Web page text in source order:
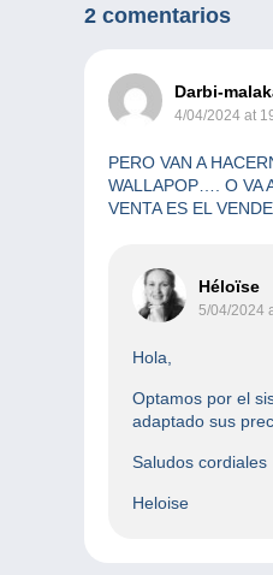
2 comentarios
Darbi-
4/04/2024 at
PERO VAN A
WALLAPOP…. O VA
VENTA ES EL
Héloïse
5/04/2024
Hola,
Optamos por el
adaptado sus
Saludos cordiales
Heloise